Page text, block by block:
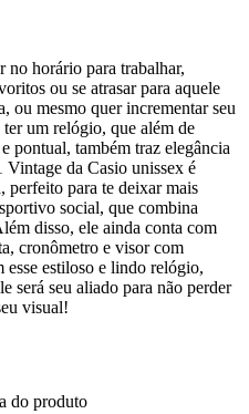
no horário para trabalhar,
ou se atrasar para aquele
ou mesmo quer incrementar seu
um relógio, que além de
pontual, também traz elegância
da Casio unissex é
perfeito para te deixar mais
social, que combina
disso, ele ainda conta com
cronômetro e visor com
estiloso e lindo relógio,
será seu aliado para não perder
visual!
do produto